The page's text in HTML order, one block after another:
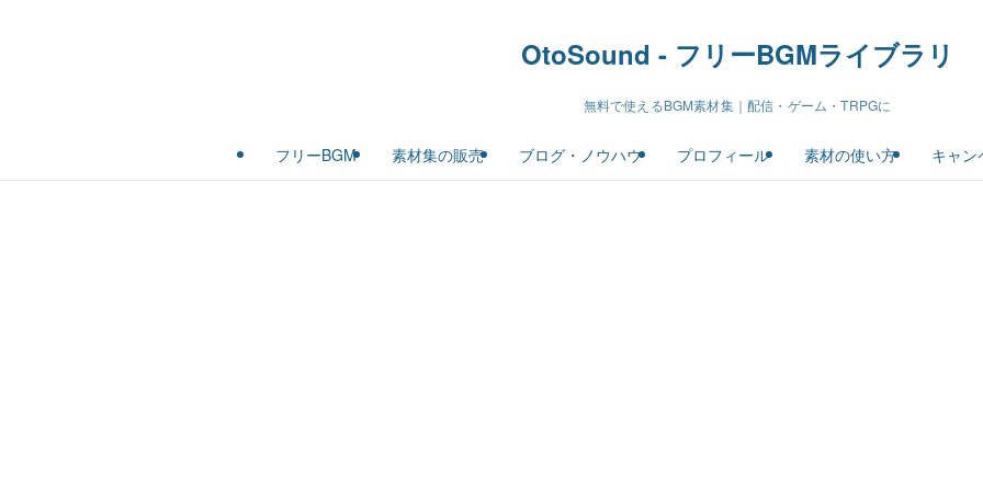
OtoSound - フリーBGMライブラリ
無料で使えるBGM素材集｜配信・ゲーム・TRPGに
フリーBGM 素材集の販売 ブログ・ノウハウ プロフィール 素材の使い方 キャン